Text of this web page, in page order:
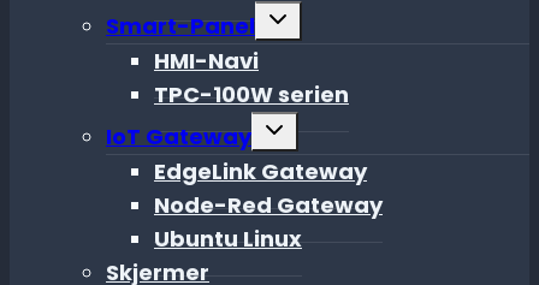
Smart-Panel
Toggle
HMI-Navi
TPC-100W serien
IoT Gateway
Toggle
EdgeLink Gateway
Node-Red Gateway
Ubuntu Linux
Skjermer